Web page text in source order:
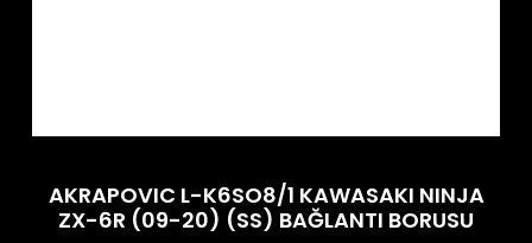
AKRAPOVIC L-K6SO8/1 KAWASAKI NINJA
ZX-6R (09-20) (SS) BAĞLANTI BORUSU